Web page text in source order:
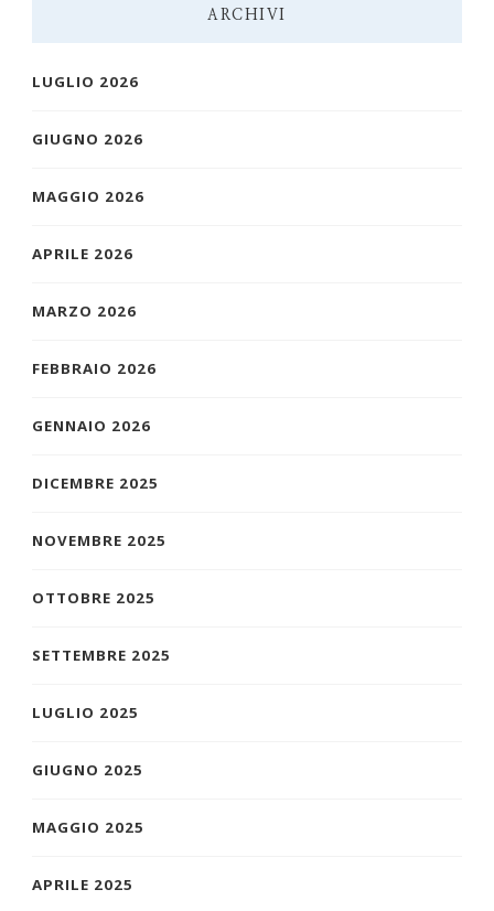
ARCHIVI
LUGLIO 2026
GIUGNO 2026
MAGGIO 2026
APRILE 2026
MARZO 2026
FEBBRAIO 2026
GENNAIO 2026
DICEMBRE 2025
NOVEMBRE 2025
OTTOBRE 2025
SETTEMBRE 2025
LUGLIO 2025
GIUGNO 2025
MAGGIO 2025
APRILE 2025